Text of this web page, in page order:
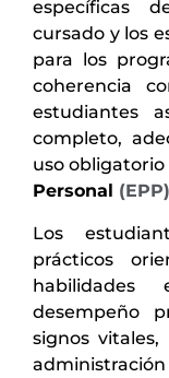
específicas
cursado y los
para los
coherencia
estudiantes
completo,
uso obligatorio
Personal (EPP)
Los
prácticos
desempeño
signos